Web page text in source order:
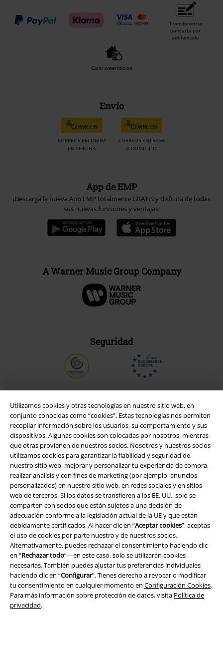
Utilizamos cookies y otras tecnologías en nuestro sitio web, en
conjunto conocidas como “cookies”. Estas tecnologías nos permiten
recopilar información sobre los usuarios, su comportamiento y sus
dispositivos. Algunas cookies son colocadas por nosotros, mientras
que otras provienen de nuestros socios. Nosotros y nuestros socios
utilizamos cookies para garantizar la fiabilidad y seguridad de
nuestro sitio web, mejorar y personalizar tu experiencia de compra,
realizar análisis y con fines de marketing (por ejemplo, anuncios
personalizados) en nuestro sitio web, en redes sociales y en sitios
web de terceros. Si los datos se transfieren a los EE. UU., solo se
comparten con socios que están sujetos a una decisión de
adecuación conforme a la legislación actual de la UE y que están
debidamente certificados. Al hacer clic en “Aceptar cookies”, aceptas
el uso de cookies por parte nuestra y de nuestros socios.
Alternativamente, puedes rechazar el consentimiento haciendo clic
en “Rechazar todo”—en este caso, solo se utilizarán cookies
necesarias. También puedes ajustar tus preferencias individuales
haciendo clic en “Configurar”. Tienes derecho a revocar o modificar
tu consentimiento en cualquier momento en Configuración Cookies.
Para más información sobre protección de datos, visita Política de
privacidad.
Transferencia
bancaria por
adelantado
Contrareembolso
Envío
CORREOS RECOGIDA
EN OFICINA
CORREOS ENTREGA
A DOMICILIO
App de EMP
¡Descarga la nueva App EMP totalmente GRATIS y disfruta de todas
sus nuevas funciones y ventajas!
A Warner Music Group Company
Seguridad
Legal
Términos y Condiciones
Aviso Legal
Ley protección de datos
Eliminación de residuos y protección del medioambiente
Declaración de Conformidad